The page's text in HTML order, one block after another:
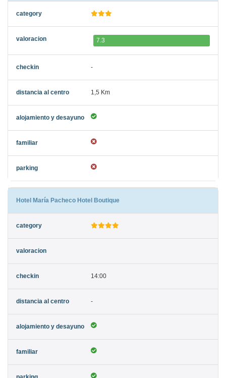
7.3
-
1,5 Km
Hotel María Pacheco Hotel Boutique
14:00
-